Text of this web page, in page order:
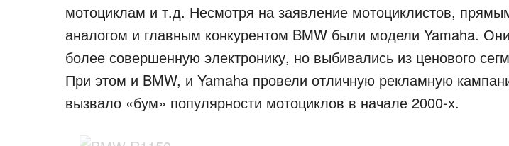
мотоциклам и т.д. Несмотря на заявление мотоциклистов,
аналогом и главным конкурентом BMW были модели Yamaha.
более совершенную электронику, но выбивались из ценового
При этом и BMW, и Yamaha провели отличную рекламную
вызвало «бум» популярности мотоциклов в начале 2000-х.